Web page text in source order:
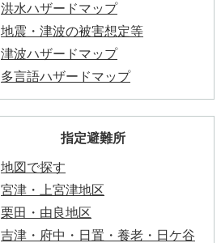
洪水ハザードマップ
地震・津波の被害想定等
津波ハザードマップ
多言語ハザードマップ
指定避難所
地図で探す
宮津・上宮津地区
栗田・由良地区
吉津・府中・日置・養老・日ケ谷